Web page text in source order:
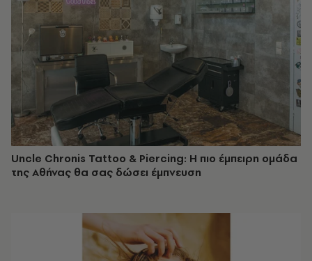
Uncle Chronis Tattoo & Piercing: Η πιο έμπειρη ομάδα
της Αθήνας θα σας δώσει έμπνευση